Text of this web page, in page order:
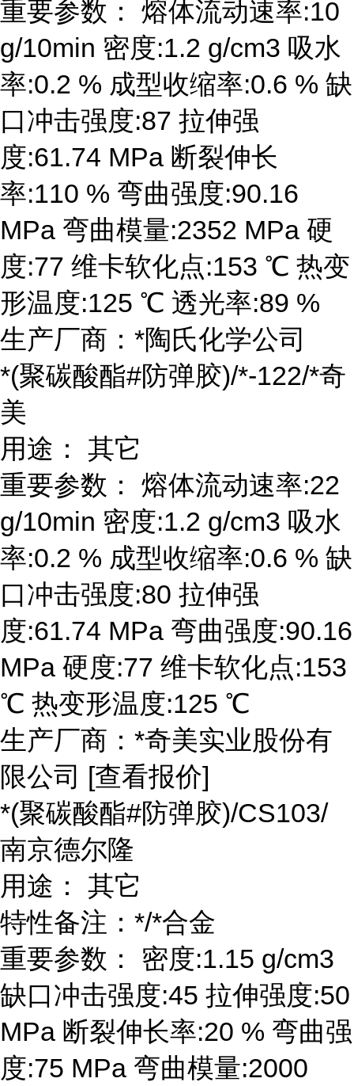
重要参数： 熔体流动速率:10
g/10min 密度:1.2 g/cm3 吸水
率:0.2 % 成型收缩率:0.6 % 缺
口冲击强度:87 拉伸强
度:61.74 MPa 断裂伸长
率:110 % 弯曲强度:90.16
MPa 弯曲模量:2352 MPa 硬
度:77 维卡软化点:153 ℃ 热变
形温度:125 ℃ 透光率:89 %
生产厂商：*陶氏化学公司
*(聚碳酸酯#防弹胶)/*-122/*奇
美
用途： 其它
重要参数： 熔体流动速率:22
g/10min 密度:1.2 g/cm3 吸水
率:0.2 % 成型收缩率:0.6 % 缺
口冲击强度:80 拉伸强
度:61.74 MPa 弯曲强度:90.16
MPa 硬度:77 维卡软化点:153
℃ 热变形温度:125 ℃
生产厂商：*奇美实业股份有
限公司 [查看报价]
*(聚碳酸酯#防弹胶)/CS103/
南京德尔隆
用途： 其它
特性备注：*/*合金
重要参数： 密度:1.15 g/cm3
缺口冲击强度:45 拉伸强度:50
MPa 断裂伸长率:20 % 弯曲强
度:75 MPa 弯曲模量:2000